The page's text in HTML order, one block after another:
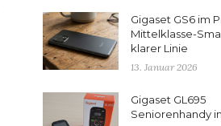
Gigaset GS6 im
Mittelklasse-
klarer Linie
13. Januar 2026
Gigaset GL695
Seniorenhandy